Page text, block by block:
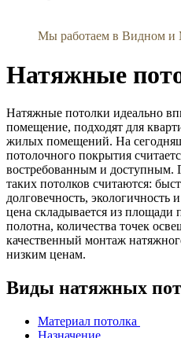
Мы работаем в Видном и
Натяжные
Натяжные потолки идеально
помещение, подходят для
жилых помещений. На
потолочного покрытия
востребованным и доступным.
таких потолков считаются:
долговечность, экологичность
цена складывается из
полотна, количества точек
качественный монтаж
низким ценам.
Виды натяжных
Материал потолка
Назначение